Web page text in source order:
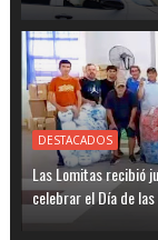
DESTACADOS
Las Lomitas recibió
celebrar el Día de